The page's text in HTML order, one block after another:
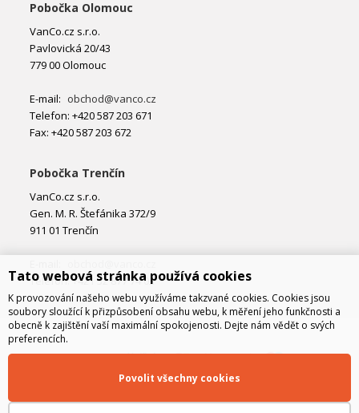
Pobočka Olomouc
VanCo.cz s.r.o.
Pavlovická 20/43
779 00 Olomouc
E-mail: obchod@vanco.cz
Telefon: +420 587 203 671
Fax: +420 587 203 672
Pobočka Trenčín
VanCo.cz s.r.o.
Gen. M. R. Štefánika 372/9
911 01 Trenčín
Telefon: +421 32 877 74 02
Tato webová stránka používá cookies
K provozování našeho webu využíváme takzvané cookies. Cookies jsou
soubory sloužící k přizpůsobení obsahu webu, k měření jeho funkčnosti a
obecně k zajištění vaší maximální spokojenosti. Dejte nám vědět o svých
preferencích.
Povolit všechny cookies